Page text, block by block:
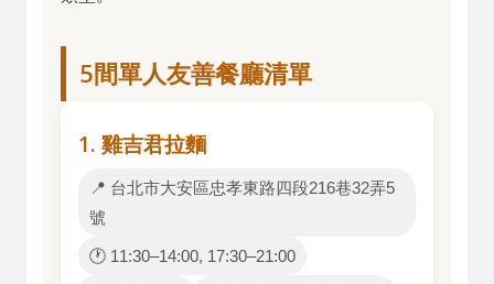
5間單人友善餐廳清單
1. 雞吉君拉麵
📍 台北市大安區忠孝東路四段216巷32弄5
號
🕐 11:30–14:00, 17:30–21:00